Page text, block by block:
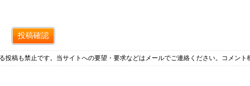
稿も禁止です。当サイトへの要望・要求などはメールでご連絡ください。コメント